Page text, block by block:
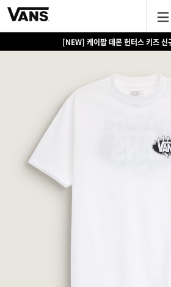
[NEW] 케이팝 데몬 헌터스 키즈 신